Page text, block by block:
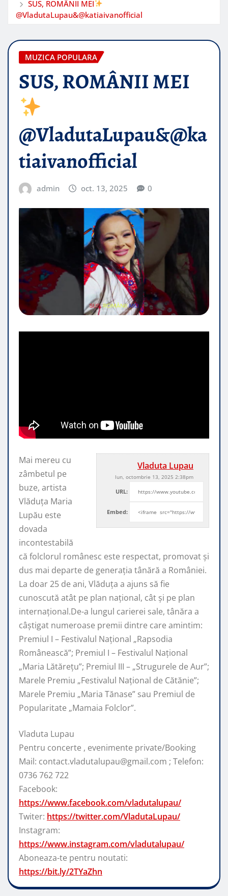
SUS, ROMÂNII MEI
@VladutaLupau&@katiaivanofficial
MUZICA POPULARA
SUS, ROMÂNII MEI
@VladutaLupau&@ka
tiaivanofficial
admin oct. 13, 2025 0
Vladuta Lupau
lun, octombrie 13, 2025 2:38pm
URL:
Embed:
Mai mereu cu
zâmbetul pe
buze, artista
Vlăduța Maria
Lupău este
dovada
incontestabilă
că folclorul românesc este respectat, promovat şi
dus mai departe de generaţia tânără a României.
La doar 25 de ani, Vlăduța a ajuns să fie
cunoscută atât pe plan naţional, cât şi pe plan
internaţional.De-a lungul carierei sale, tânăra a
câştigat numeroase premii dintre care amintim:
Premiul I – Festivalul Național „Rapsodia
Românească”; Premiul I – Festivalul Național
„Maria Lătărețu”; Premiul III – „Strugurele de Aur”;
Marele Premiu „Festivalul Național de Cătănie”;
Marele Premiu „Maria Tănase” sau Premiul de
Popularitate „Mamaia Folclor”.
Vladuta Lupau
Pentru concerte , evenimente private/Booking
Mail: contact.vladutalupau@gmail.com ; Telefon:
0736 762 722
Facebook:
https://www.facebook.com/vladutalupau/
Twiter: https://twitter.com/VladutaLupau/
Instagram:
https://www.instagram.com/vladutalupau/
Aboneaza-te pentru noutati:
https://bit.ly/2TYaZhn